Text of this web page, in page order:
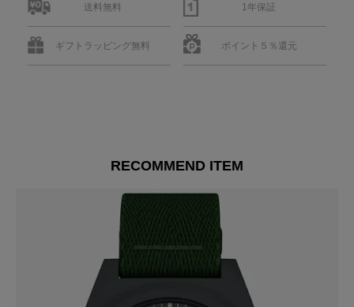
送料無料 1年保証
ギフトラッピング無料 ポイント５％還元
RECOMMEND ITEM